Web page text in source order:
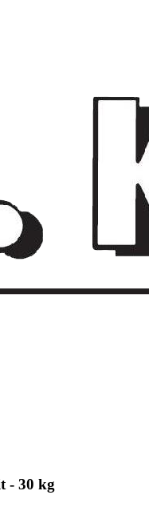
- 30 kg